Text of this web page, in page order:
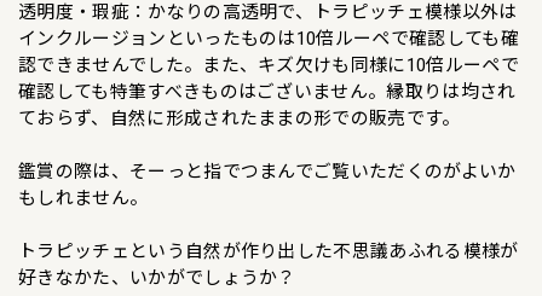
透明度・瑕疵：かなりの高透明で、トラピッチェ模様以外は
インクルージョンといったものは10倍ルーペで確認しても確
認できませんでした。また、キズ欠けも同様に10倍ルーペで
確認しても特筆すべきものはございません。縁取りは均され
ておらず、自然に形成されたままの形での販売です。
鑑賞の際は、そーっと指でつまんでご覧いただくのがよいか
もしれません。
トラピッチェという自然が作り出した不思議あふれる模様が
好きなかた、いかがでしょうか？